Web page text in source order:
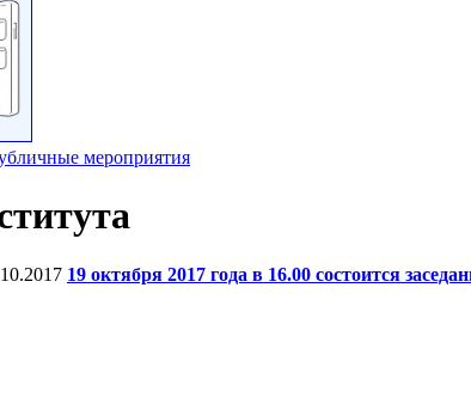
мероприятия
19 октября 2017 года в 16.00 состоится